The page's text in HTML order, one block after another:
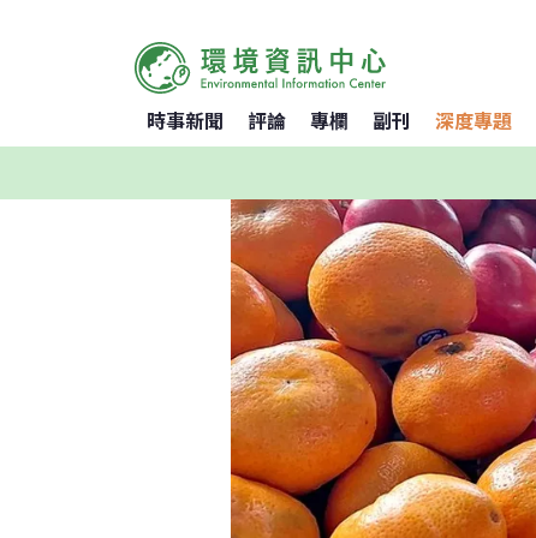
時事新聞 評論 專欄 副刊 深度專題